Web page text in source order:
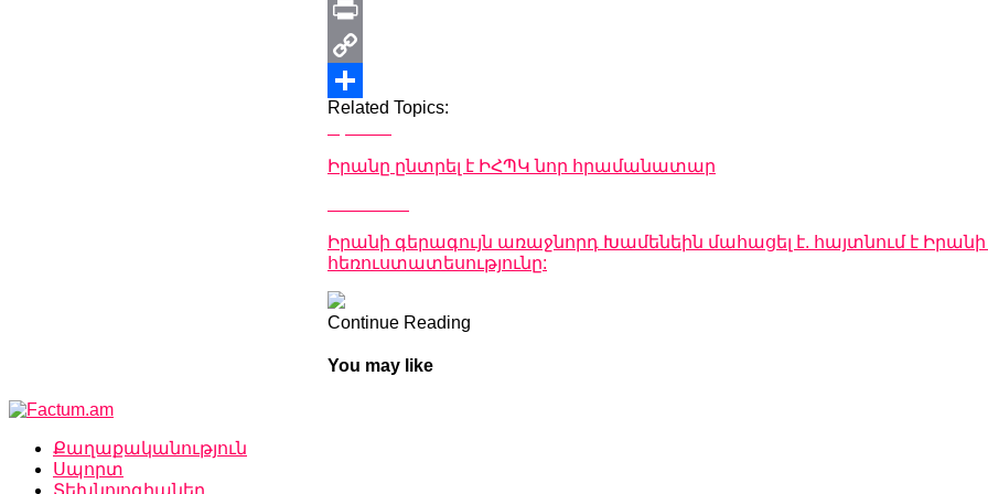
X
Print
Copy
Link
Share
Related Topics:
Իրանը ընտրել է ԻՀՊԿ նոր հրամանատար
Իրանի գերագույն առաջնորդ Խամենեին մահացել է. հայտնում է
հեռուստատեսությունը:
Continue Reading
You may like
Քաղաքականություն
Սպորտ
Տեխնոլոգիաներ